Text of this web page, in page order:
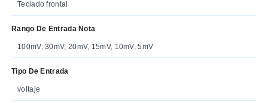
Teclado frontal
Rango De Entrada Nota
100mV, 30mV, 20mV, 15mV, 10mV, 5mV
Tipo De Entrada
voltaje